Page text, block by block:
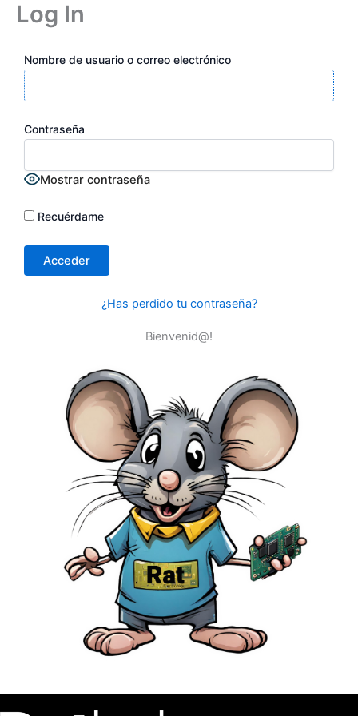
Log In
Nombre de usuario o correo electrónico
Contraseña
Mostrar contraseña
Recuérdame
¿Has perdido tu contraseña?
Bienvenid@!